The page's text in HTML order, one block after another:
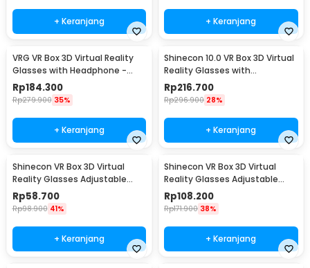
+ Keranjang + Keranjang
VRG VR Box 3D Virtual Reality
Glasses with Headphone -
VRGPRO+
Rp184.300
Rp279.900 35%
+ Keranjang
Shinecon 10.0 VR Box 3D Virtual
Reality Glasses with
Headphone - SC-G04EA
Rp216.700
Rp296.900 28%
+ Keranjang
Shinecon VR Box 3D Virtual
Reality Glasses Adjustable
Panoramic - SC-G05A
Rp58.700
Rp98.900 41%
+ Keranjang
Shinecon VR Box 3D Virtual
Reality Glasses Adjustable
Panoramic - SC-G04
Rp108.200
Rp171.900 38%
+ Keranjang